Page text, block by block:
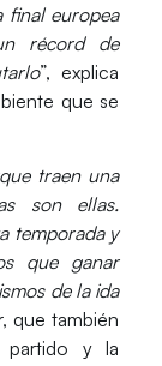
final europea
récord de
”, explica
que se
traen una
son ellas.
temporada y
que ganar
de la ida
que también
partido y la